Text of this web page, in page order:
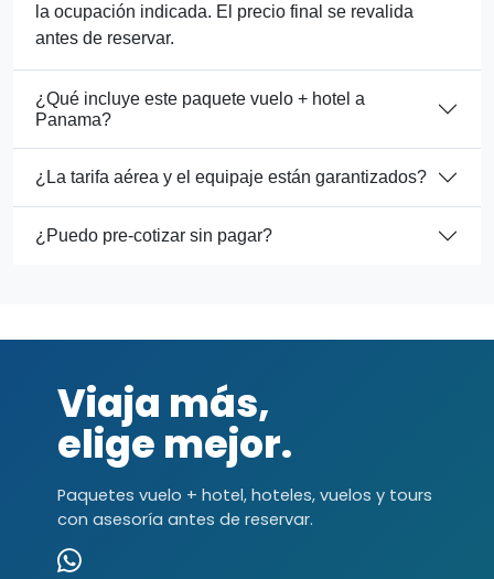
la ocupación indicada. El precio final se revalida
antes de reservar.
¿Qué incluye este paquete vuelo + hotel a
Panama?
¿La tarifa aérea y el equipaje están garantizados?
¿Puedo pre-cotizar sin pagar?
Viaja más,
elige mejor.
Paquetes vuelo + hotel, hoteles, vuelos y tours
con asesoría antes de reservar.